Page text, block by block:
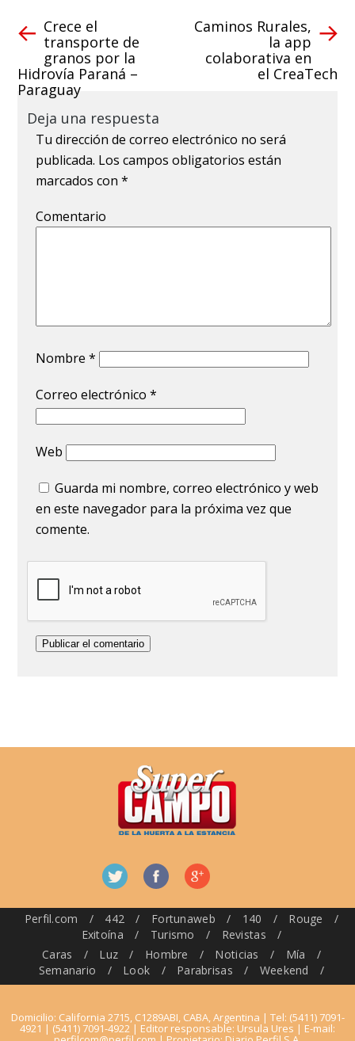
Crece el
transporte de
granos por la
Hidrovía Paraná –
Paraguay
Caminos Rurales,
la app
colaborativa en
el CreaTech
Deja una respuesta
Tu dirección de correo electrónico no será
publicada. Los campos obligatorios están
marcados con*
Comentario
Nombre*
Correo electrónico*
Web
Guarda mi nombre, correo electrónico y web
en este navegador para la próxima vez que
comente.
Perfil.com / 442 / Fortunaweb / 140 / Rouge
/
Exitoína
/ Turismo / Revistas
/
Caras
/ Luz / Hombre / Noticias / Mía
/
Semanario
/ Look / Parabrisas / Weekend /
Domicilio: California 2715, C1289ABI, CABA, Argentina | Tel: (5411) 7091-
4921 | (5411) 7091-4922 | Editor responsable: Ursula Ures | E-mail: